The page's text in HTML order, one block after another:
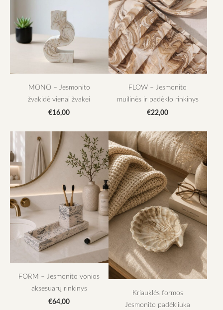
MONO – Jesmonito
žvakidė vienai žvakei
€16,00
FLOW – Jesmonito
muilinės ir padėklo rinkinys
€22,00
FORM – Jesmonito vonios
aksesuarų rinkinys
€64,00
Kriauklės formos
Jesmonito padėkliuka